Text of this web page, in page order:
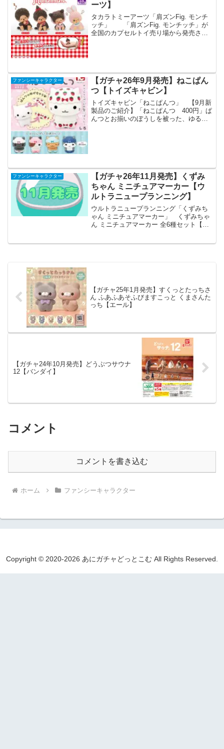
ーツ】
タカラトミーアーツ「肩ズンFig. モンチ
ッチ」 「肩ズンFig. モンチッチ」が
全国のカプセルトイ売り場から発売され
ファンシーキャラクター
【ガチャ26年9月発売】ねこぱん
つ【トイズキャビン】
トイズキャビン「ねこぱんつ」 【9月新
製品のご紹介】「ねこぱんつ 400円」ぱ
んつとお揃いのぼうしを被った、ゆるか
ファンシーキャラクター
【ガチャ26年11月発売】くずみ
ちゃん ミニチュアマーカー【ウ
ルトラニュープランニング】
ウルトラニュープランニング「くずみち
ゃん ミニチュアマーカー」 くずみちゃ
ん ミニチュアマーカー 全6種セット【フ
【ガチャ25年1月発売】すくっとたっちさ
ん ふあふあそふびますこっと くまさんた
っち【エール】
【ガチャ24年10月発売】どうぶつサウナ
12【バンダイ】
コメント
コメントを書き込む
ホーム ファンシーキャラクター
Copyright © 2020-2026 あにガチャどっとこむ All Rights Reserved.